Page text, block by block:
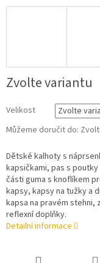
Zvolte variantu
Velikost
Můžeme doručit do:
Dětské kalhoty s
kapsičkami, pas s
části guma s knoflíkem
kapsy, kapsy na tužky a
kapsa na pravém stehni,
reflexní doplňky.
Detailní informace